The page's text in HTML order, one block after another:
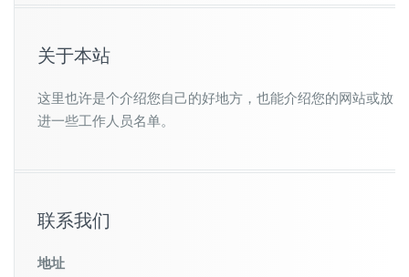
关于本站
这里也许是个介绍您自己的好地方，也能介绍您的网站或放
进一些工作人员名单。
联系我们
地址